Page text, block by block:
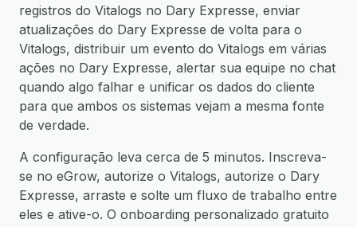
registros do Vitalogs no Dary Expresse, enviar
atualizações do Dary Expresse de volta para o
Vitalogs, distribuir um evento do Vitalogs em várias
ações no Dary Expresse, alertar sua equipe no chat
quando algo falhar e unificar os dados do cliente
para que ambos os sistemas vejam a mesma fonte
de verdade.
A configuração leva cerca de 5 minutos. Inscreva-
se no eGrow, autorize o Vitalogs, autorize o Dary
Expresse, arraste e solte um fluxo de trabalho entre
eles e ative-o. O onboarding personalizado gratuito